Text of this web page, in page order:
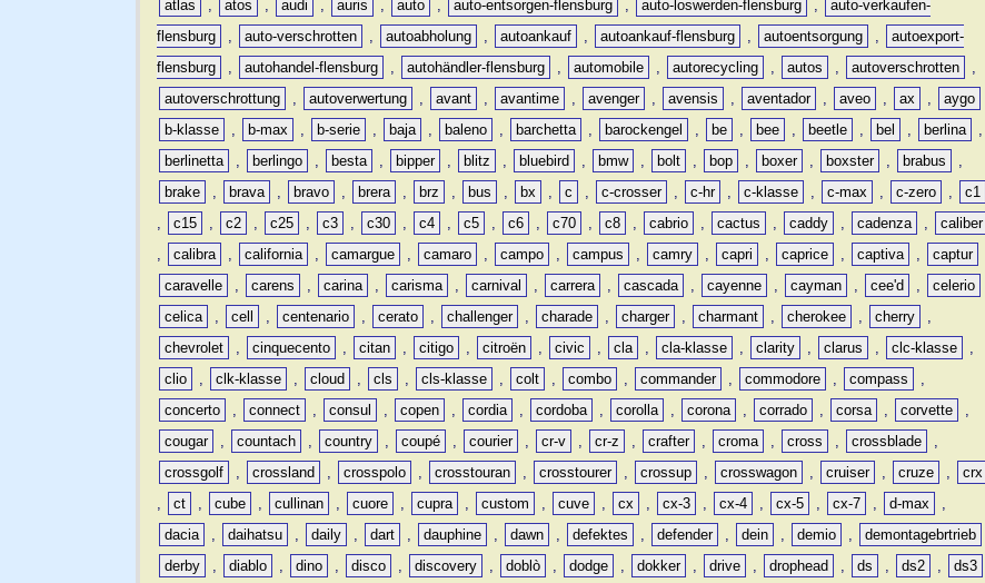
atlas
, atos , audi , auris , auto , auto-entsorgen-flensburg , auto-loswerden-flensburg ,
auto-verkaufen-
flensburg
, auto-verschrotten , autoabholung , autoankauf , autoankauf-flensburg , autoentsorgung ,
autoexport-
flensburg
, autohandel-flensburg , autohändler-flensburg , automobile , autorecycling , autos , autoverschrotten
,
autoverschrottung
, autoverwertung , avant , avantime , avenger , avensis , aventador , aveo , ax , aygo
b-klasse
, b-max , b-serie , baja , baleno , barchetta , barockengel , be , bee , beetle , bel , berlina
,
berlinetta
, berlingo , besta , bipper , blitz , bluebird , bmw , bolt , bop , boxer , boxster , brabus
,
brake
, brava , bravo , brera , brz , bus , bx , c , c-crosser , c-hr , c-klasse , c-max , c-zero ,
c1
,
c15 , c2 , c25 , c3 , c30 , c4 , c5 , c6 , c70 , c8 , cabrio , cactus , caddy , cadenza ,
caliber
,
calibra , california , camargue , camaro , campo , campus , camry , capri , caprice , captiva , captur
caravelle
, carens , carina , carisma , carnival , carrera , cascada , cayenne , cayman , cee'd , celerio
celica
, cell , centenario , cerato , challenger , charade , charger , charmant , cherokee , cherry
,
chevrolet
, cinquecento , citan , citigo , citroën , civic , cla , cla-klasse , clarity , clarus , clc-klasse
,
clio
, clk-klasse , cloud , cls , cls-klasse , colt , combo , commander , commodore , compass
,
concerto
, connect , consul , copen , cordia , cordoba , corolla , corona , corrado , corsa , corvette
,
cougar
, countach , country , coupé , courier , cr-v , cr-z , crafter , croma , cross , crossblade
,
crossgolf
, crossland , crosspolo , crosstouran , crosstourer , crossup , crosswagon , cruiser , cruze ,
crx
,
ct , cube , cullinan , cuore , cupra , custom , cuve , cx , cx-3 , cx-4 , cx-5 , cx-7 , d-max
,
dacia
, daihatsu , daily , dart , dauphine , dawn , defektes , defender , dein , demio , demontagebrtrieb
derby
, diablo , dino , disco , discovery , doblò , dodge , dokker , drive , drophead , ds , ds2 , ds3